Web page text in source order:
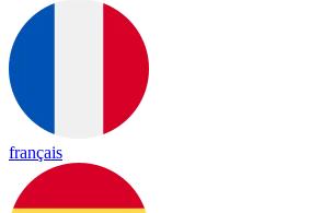
français